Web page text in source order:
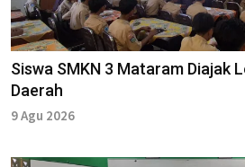
Siswa SMKN 3 Mataram Diajak
Daerah
9 Agu 2026